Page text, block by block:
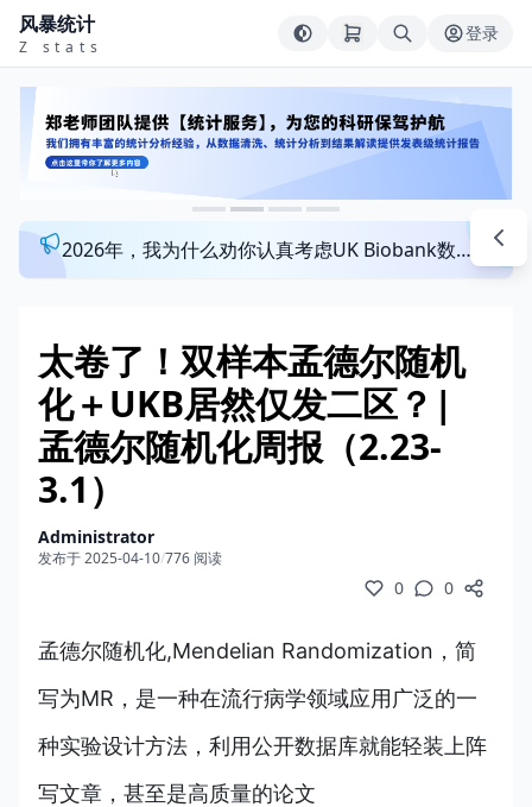
风暴统计
Z stats
登录
2026年，我为什么劝你认真考虑UK Biobank数据库？来看看这个一对一指导发文班
太卷了！双样本孟德尔随机
化＋UKB居然仅发二区？|
孟德尔随机化周报（2.23-
3.1）
Administrator
发布于 2025-04-10/776 阅读
0 0
孟德尔随机化,Mendelian Randomization，简
写为MR，是一种在流行病学领域应用广泛的一
种实验设计方法，利用公开数据库就能轻装上阵
写文章，甚至是高质量的论文